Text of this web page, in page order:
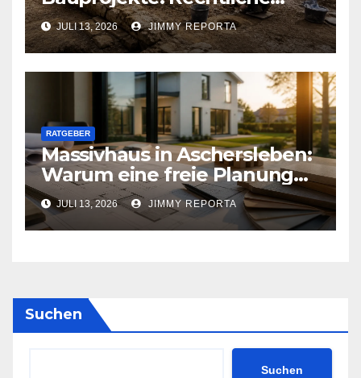
Pflichten und praktischer
Ablauf
JULI 13, 2026 JIMMY REPORTA
RATGEBER
Massivhaus in Aschersleben:
Warum eine freie Planung
viele Entscheidungen
erleichtert
JULI 13, 2026 JIMMY REPORTA
Suchen
Suchen